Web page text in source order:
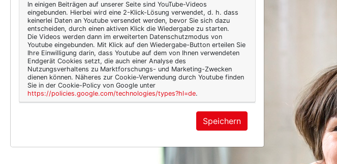
In einigen Beiträgen auf unserer Seite sind YouTube-Videos
eingebunden. Hierbei wird eine 2-Klick-Lösung verwendet, d. h. dass
keinerlei Daten an Youtube versendet werden, bevor Sie sich dazu
entscheiden, durch einen aktiven Klick die Wiedergabe zu starten.
Die Videos werden dann im erweiterten Datenschutzmodus von
Youtube eingebunden. Mit Klick auf den Wiedergabe-Button erteilen Sie
Ihre Einwilligung darin, dass Youtube auf dem von Ihnen verwendeten
Endgerät Cookies setzt, die auch einer Analyse des
Nutzungsverhaltens zu Marktforschungs- und Marketing-Zwecken
dienen können. Näheres zur Cookie-Verwendung durch Youtube finden
Sie in der Cookie-Policy von Google unter
https://policies.google.com/technologies/types?hl=de.
Speichern